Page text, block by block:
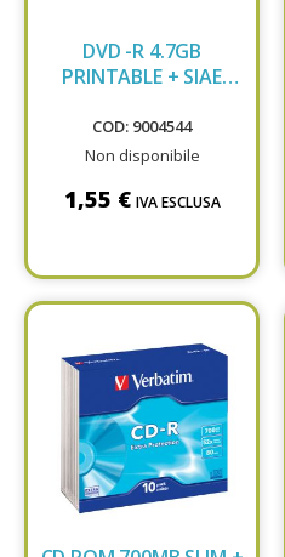
DVD -R 4.7GB
PRINTABLE + SIAE
COD: 9004544
Non disponibile
1,55 € IVA ESCLUSA